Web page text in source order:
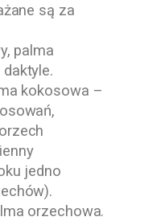
są za
palma
kokosowa –
jedno
orzechowa.